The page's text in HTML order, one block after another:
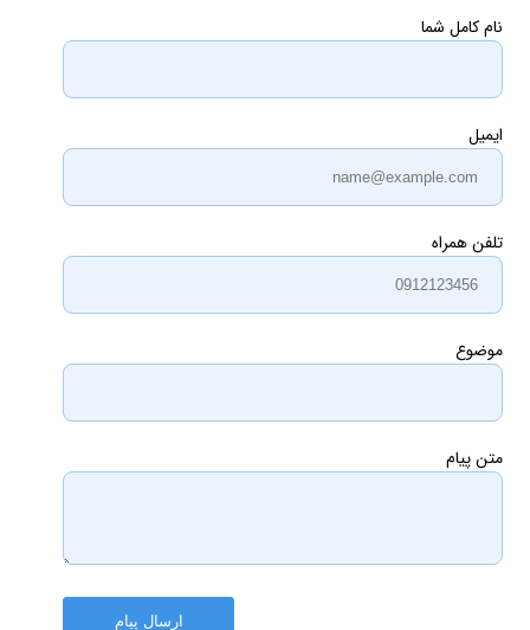
نام کامل شما
ایمیل
تلفن همراه
موضوع
متن پیام
ارسال پیام